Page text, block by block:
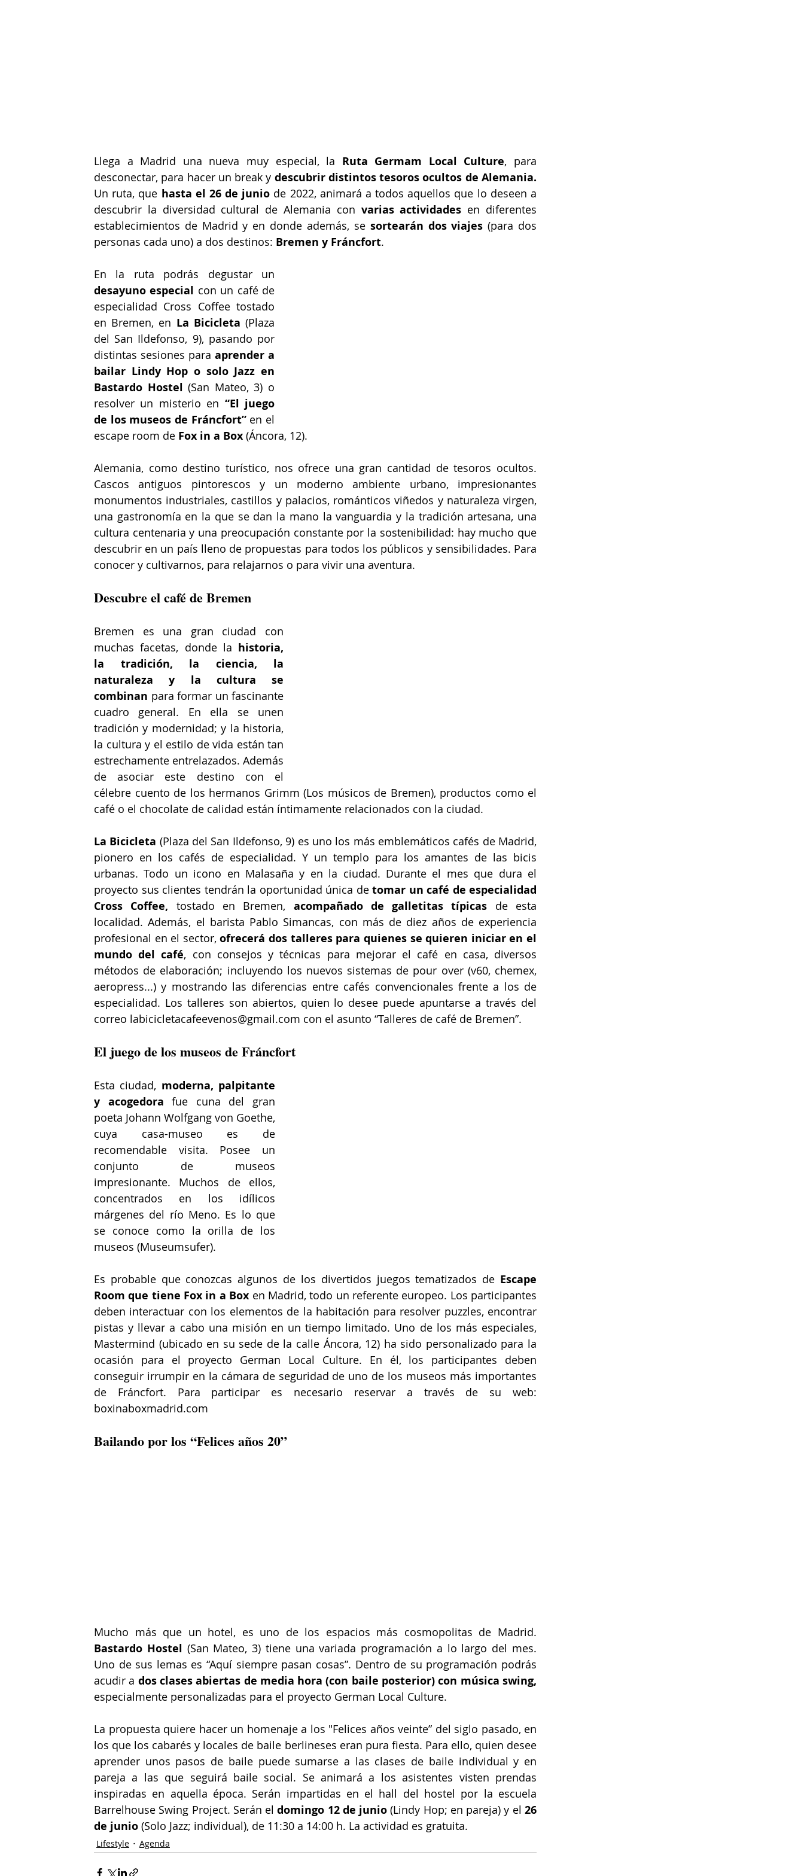
Llega a Madrid una nueva muy especial, la Ruta Germam Local Culture, para
desconectar, para hacer un break y
Un ruta, que hasta el 26 de junio de 2022, animará a todos aquellos que lo deseen a
descubrir la diversidad cultural de Alemania con varias actividades en diferentes
establecimientos de Madrid y en donde además, se sortearán dos viajes (para dos
personas cada uno) a dos destinos: Bremen y Fráncfort.
desayuno especial con un café de
especialidad Cross Coffee tostado
en Bremen, en La Bicicleta (Plaza
del San Ildefonso, 9), pasando por
distintas sesiones para aprender a
bailar Lindy Hop o solo Jazz en
Bastardo Hostel (San Mateo, 3) o
resolver un misterio en “El juego
de los museos de Fráncfort” en el
escape room de Fox in a Box (Áncora, 12).
Alemania, como destino turístico, nos ofrece una gran cantidad de tesoros ocultos.
Cascos antiguos pintorescos y un moderno ambiente urbano, impresionantes
monumentos industriales, castillos y palacios, románticos viñedos y naturaleza virgen,
una gastronomía en la que se dan la mano la vanguardia y la tradición artesana, una
cultura centenaria y una preocupación constante por la sostenibilidad: hay mucho que
descubrir en un país lleno de propuestas para todos los públicos y sensibilidades. Para
conocer y cultivarnos, para relajarnos o para vivir una aventura.
Descubre el café de Bremen
Bremen es una gran ciudad con
muchas facetas, donde la historia,
la tradición, la ciencia, la
naturaleza y la cultura se
combinan para formar un fascinante
cuadro general. En ella se unen
tradición y modernidad; y la historia,
la cultura y el estilo de vida están tan
estrechamente entrelazados. Además
de asociar este destino con el
célebre cuento de los hermanos Grimm (Los músicos de Bremen), productos como el
café o el chocolate de calidad están íntimamente relacionados con la ciudad.
La Bicicleta (Plaza del San Ildefonso, 9) es uno los más emblemáticos cafés de Madrid,
pionero en los cafés de especialidad. Y un templo para los amantes de las bicis
urbanas. Todo un icono en Malasaña y en la ciudad. Durante el mes que dura el
proyecto sus clientes tendrán la oportunidad única de tomar un café de especialidad
Cross Coffee, tostado en Bremen, acompañado de galletitas típicas de esta
localidad. Además, el barista Pablo Simancas, con más de diez años de experiencia
profesional en el sector, ofrecerá dos talleres para quienes se quieren iniciar en el
mundo del café, con consejos y técnicas para mejorar el café en casa, diversos
métodos de elaboración; incluyendo los nuevos sistemas de pour over (v60, chemex,
aeropress...) y mostrando las diferencias entre cafés convencionales frente a los de
especialidad. Los talleres son abiertos, quien lo desee puede apuntarse a través del
correo labicicletacafeevenos@gmail.com con el asunto “Talleres de café de Bremen”.
El juego de los museos de Fráncfort
Esta ciudad, moderna, palpitante
y acogedora fue cuna del gran
poeta Johann Wolfgang von Goethe,
cuya casa-museo es de
recomendable visita. Posee un
conjunto de museos
impresionante. Muchos de ellos,
concentrados en los idílicos
márgenes del río Meno. Es lo que
se conoce como la orilla de los
museos (Museumsufer).
Es probable que conozcas algunos de los divertidos juegos tematizados de Escape
Room que tiene Fox in a Box en Madrid, todo un referente europeo. Los participantes
deben interactuar con los elementos de la habitación para resolver puzzles, encontrar
pistas y llevar a cabo una misión en un tiempo limitado. Uno de los más especiales,
Mastermind (ubicado en su sede de la calle Áncora, 12) ha sido personalizado para la
ocasión para el proyecto German Local Culture. En él, los participantes deben
conseguir irrumpir en la cámara de seguridad de uno de los museos más importantes
de Fráncfort. Para participar es necesario reservar a través de su web:
boxinaboxmadrid.com
Bailando por los “Felices años 20”
Bastardo Hostel (San Mateo, 3) tiene una variada programación a lo largo del mes.
Uno de sus lemas es “Aquí siempre pasan cosas”. Dentro de su programación podrás
acudir a dos clases abiertas de media hora (con baile posterior) con música swing,
especialmente personalizadas para el proyecto German Local Culture.
La propuesta quiere hacer un homenaje a los "Felices años veinte” del siglo pasado, en
los que los cabarés y locales de baile berlineses eran pura fiesta. Para ello, quien desee
aprender unos pasos de baile puede sumarse a las clases de baile individual y en
pareja a las que seguirá baile social. Se animará a los asistentes visten prendas
inspiradas en aquella época. Serán impartidas en el hall del hostel por la escuela
Barrelhouse Swing Project. Serán el domingo 12 de junio (Lindy Hop; en pareja) y el 26
de junio (Solo Jazz; individual), de 11:30 a 14:00 h. La actividad es gratuita.
Lifestyle Agenda